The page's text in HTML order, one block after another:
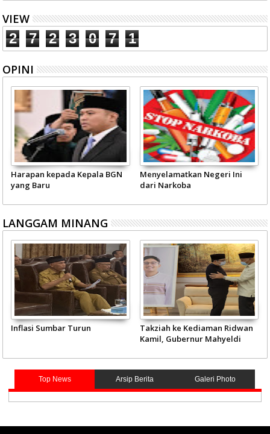
VIEW
2 7 2 3 0 7 1
OPINI
Harapan kepada Kepala BGN
yang Baru
Menyelamatkan Negeri Ini
dari Narkoba
LANGGAM MINANG
Inflasi Sumbar Turun
Takziah ke Kediaman Ridwan
Kamil, Gubernur Mahyeldi
Top News Arsip Berita Galeri Photo